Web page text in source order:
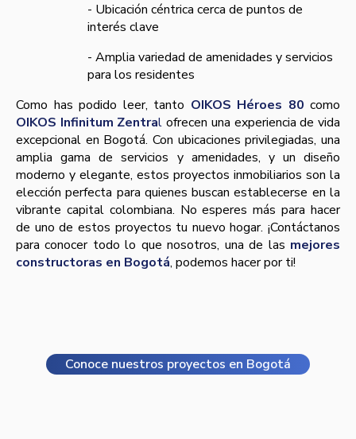
- Ubicación céntrica cerca de puntos de
interés clave
- Amplia variedad de amenidades y servicios
para los residentes
Como has podido leer, tanto OIKOS Héroes 80 como
OIKOS Infinitum Zentral ofrecen una experiencia de vida
excepcional en Bogotá. Con ubicaciones privilegiadas, una
amplia gama de servicios y amenidades, y un diseño
moderno y elegante, estos proyectos inmobiliarios son la
elección perfecta para quienes buscan establecerse en la
vibrante capital colombiana. No esperes más para hacer
de uno de estos proyectos tu nuevo hogar. ¡Contáctanos
para conocer todo lo que nosotros, una de las mejores
constructoras en Bogotá, podemos hacer por ti!
Conoce nuestros proyectos en Bogotá